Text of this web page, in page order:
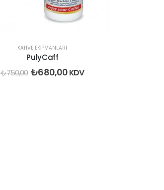
KAHVE EKIPMANLARI
PulyCaff
₺750,00 ₺680,00KDV